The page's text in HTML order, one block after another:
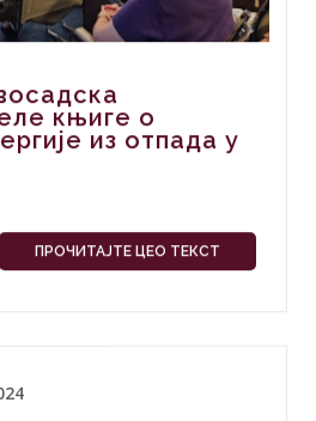
књиге о
из отпада у
ПРОЧИТАЈТЕ ЦЕО ТЕКСТ